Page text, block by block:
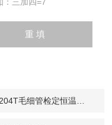
细管检定恒温槽 (常温）